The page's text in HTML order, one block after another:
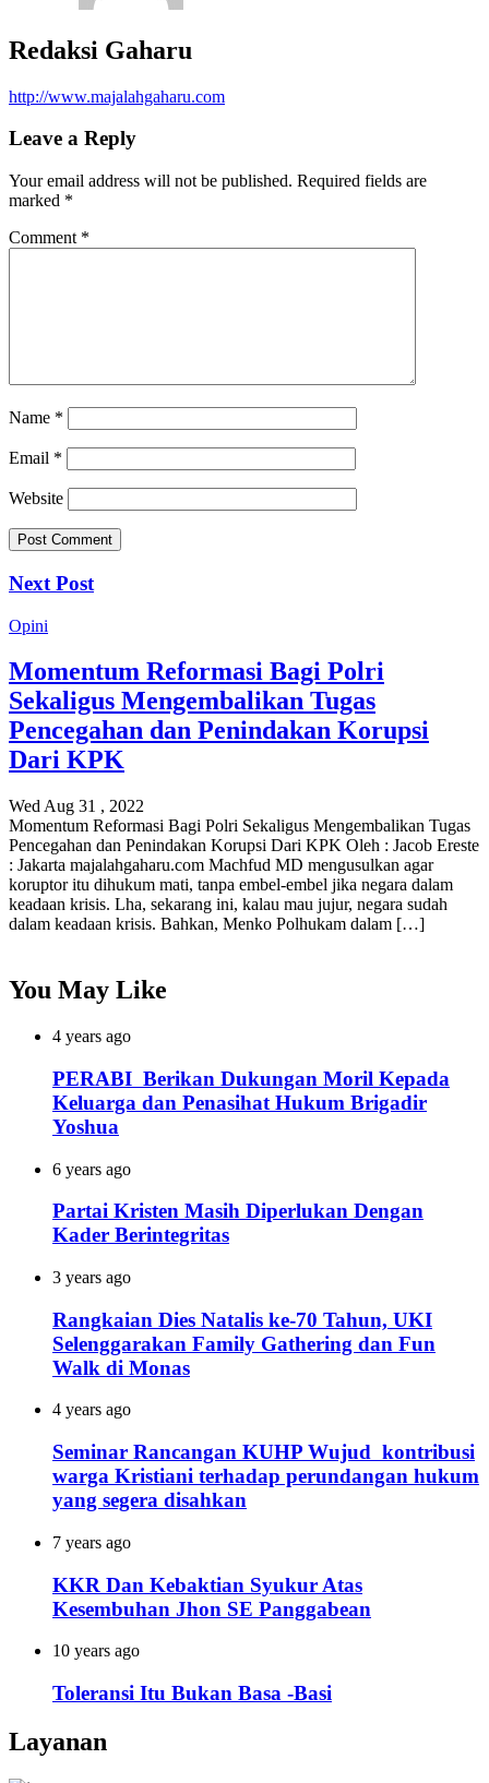
Redaksi Gaharu
http://www.majalahgaharu.com
Leave a Reply
Your email address will not be published. Required fields are
marked *
Comment *
Name *
Email *
Website
Next Post
Opini
Momentum Reformasi Bagi Polri
Sekaligus Mengembalikan Tugas
Pencegahan dan Penindakan Korupsi
Dari KPK
Wed Aug 31 , 2022
Momentum Reformasi Bagi Polri Sekaligus Mengembalikan Tugas
Pencegahan dan Penindakan Korupsi Dari KPK Oleh : Jacob Ereste
: Jakarta majalahgaharu.com Machfud MD mengusulkan agar
koruptor itu dihukum mati, tanpa embel-embel jika negara dalam
keadaan krisis. Lha, sekarang ini, kalau mau jujur, negara sudah
dalam keadaan krisis. Bahkan, Menko Polhukam dalam […]
You May Like
4 years ago
PERABI Berikan Dukungan Moril Kepada
Keluarga dan Penasihat Hukum Brigadir
Yoshua
6 years ago
Partai Kristen Masih Diperlukan Dengan
Kader Berintegritas
3 years ago
Rangkaian Dies Natalis ke-70 Tahun, UKI
Selenggarakan Family Gathering dan Fun
Walk di Monas
4 years ago
Seminar Rancangan KUHP Wujud kontribusi
warga Kristiani terhadap perundangan hukum
yang segera disahkan
7 years ago
KKR Dan Kebaktian Syukur Atas
Kesembuhan Jhon SE Panggabean
10 years ago
Toleransi Itu Bukan Basa -Basi
Layanan